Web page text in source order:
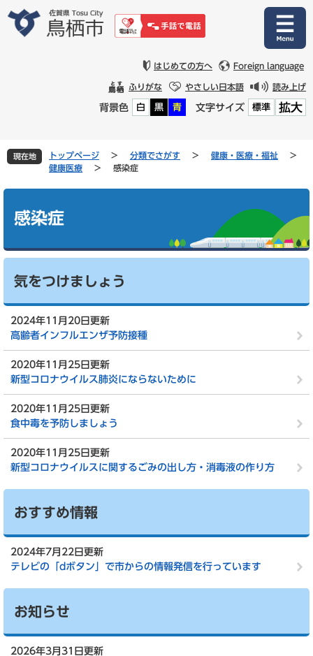
文
はじめての方へ Foreign language
ふりがな やさしい日本語 読み上げ
背景色 白 黒 青 文字サイズ 標準 拡大
現在地 トップページ > 分類でさがす > 健康・医療・福祉
>
健康医療
> 感染症
感染症
気をつけましょう
2024年11月20日更新
高齢者インフルエンザ予防接種
2020年11月25日更新
新型コロナウイルス肺炎にならないために
2020年11月25日更新
食中毒を予防しましょう
2020年11月25日更新
新型コロナウイルスに関するごみの出し方・消毒液の作り方
おすすめ情報
2024年7月22日更新
テレビの「dボタン」で市からの情報発信を行っています
お知らせ
2026年3月31日更新